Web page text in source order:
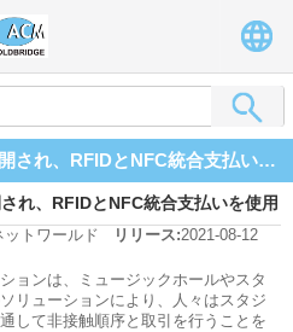
スタジアムや音楽ホールが再開され、RFIDとNFC統合支払いを使用することができます
れ、RFIDとNFC統合支払いを使用
ットワールド リリース:2021-08-12
ョンは、ミュージックホールやスタ
リューションにより、人々はスタジ
して非接触順序と取引を行うことを